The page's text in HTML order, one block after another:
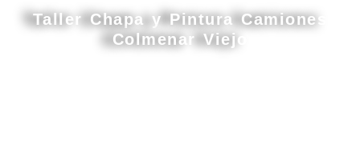
Taller Chapa y Pintura Camiones
Colmenar Viejo